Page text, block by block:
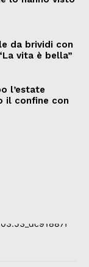
da brividi con
vita è bella”
l’estate
il confine con